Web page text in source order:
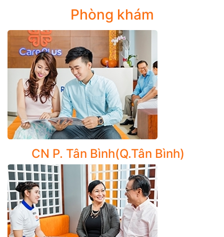
Bệnh lý rối loạn thông khí: Hen phế quản, Dãn phế
quản, Ho mãn tính, Xơ nang
Nhiễm trùng đường hô hấp: Viêm hô hấp trên, viêm
phế quản (bao gồm viêm phế quản mãn tính)
Nhiễm asbesto (hay nhiễm amiăng hay nhiễm thạch
miên)
Khám, chẩn đoán chuyên sâu và điều trị các bệnh lý về
phổi như:
Viêm phổi (bao gồm các loại viêm phổi không do vi
khuẩn và những biến chứng), ápxe phổi, khí thủng
phổi
Bệnh phổi tắc nghẽn mạn tính (COPD)
Chẩn đoán lao phổi, u phổi và các bệnh lý màng
phổi: tràn dịch màng phổi, tràn khí màng phổi, lao
Phòng khám
CN P. Tân Bình(Q.Tân Bình)